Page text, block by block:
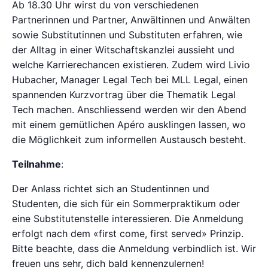
Ab 18.30 Uhr wirst du von verschiedenen
Partnerinnen und Partner, Anwältinnen und Anwälten
sowie Substitutinnen und Substituten erfahren, wie
der Alltag in einer Witschaftskanzlei aussieht und
welche Karrierechancen existieren. Zudem wird Livio
Hubacher, Manager Legal Tech bei MLL Legal, einen
spannenden Kurzvortrag über die Thematik Legal
Tech machen. Anschliessend werden wir den Abend
mit einem gemütlichen Apéro ausklingen lassen, wo
die Möglichkeit zum informellen Austausch besteht.
Teilnahme:
Der Anlass richtet sich an Studentinnen und
Studenten, die sich für ein Sommerpraktikum oder
eine Substitutenstelle interessieren. Die Anmeldung
erfolgt nach dem «first come, first served» Prinzip.
Bitte beachte, dass die Anmeldung verbindlich ist. Wir
freuen uns sehr, dich bald kennenzulernen!